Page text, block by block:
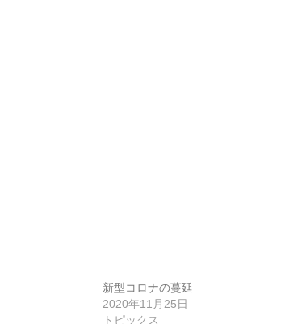
新型コロナの蔓延
2020年11月25日
トピックス